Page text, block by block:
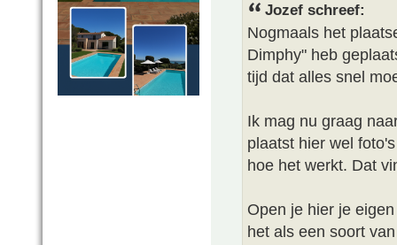
Jozef schreef:
Nogmaals het
Dimphy" heb
tijd dat alles snel
Ik mag nu graag
plaatst hier wel
hoe het werkt. Dat
Open je hier je
het als een soort